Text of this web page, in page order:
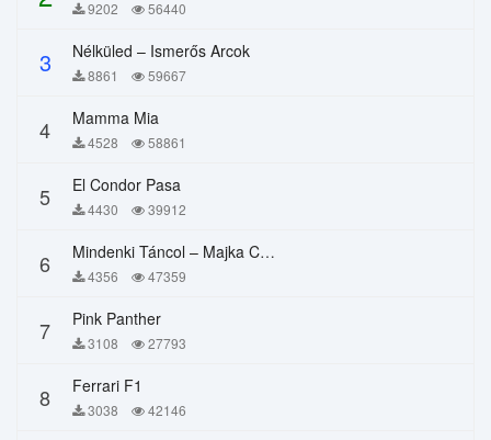
9202 56440
3 Nélküled – Ismerős Arcok
8861 59667
4 Mamma Mia
4528 58861
5 El Condor Pasa
4430 39912
6 Mindenki Táncol – Majka Curtis, Péter Majoros
4356 47359
7 Pink Panther
3108 27793
8 Ferrari F1
3038 42146